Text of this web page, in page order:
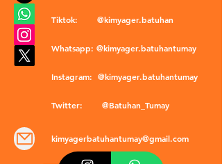
Tiktok: @kimyager.batuhan
Whatsapp: @kimyager.batuhantumay
Instagram: @kimyager.batuhantumay
Twitter: @Batuhan_Tumay
kimyagerbatuhantumay@gmail.com